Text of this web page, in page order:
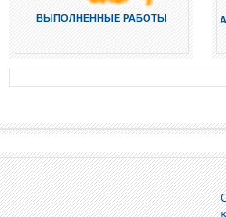
ВЫПОЛНЕННЫЕ РАБОТЫ